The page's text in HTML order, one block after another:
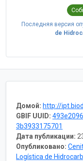
Последняя версия
de
Домой: http://ipt.biodiversidad.co/sib/
GBIF UUID:
3b3933175701
Дата публикации:
Опубликовано:
Logística de